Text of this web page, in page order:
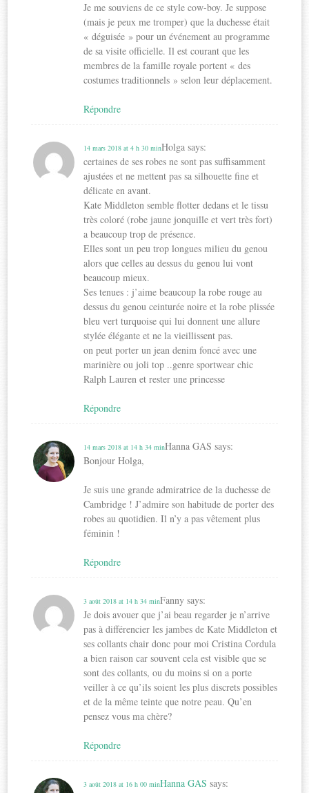
Je me souviens de ce style cow-boy. Je suppose
(mais je peux me tromper) que la duchesse était
« déguisée » pour un événement au programme
de sa visite officielle. Il est courant que les
membres de la famille royale portent « des
costumes traditionnels » selon leur déplacement.
Répondre
Holga says:
14 mars 2018 at 4 h 30 min
certaines de ses robes ne sont pas suffisamment
ajustées et ne mettent pas sa silhouette fine et
délicate en avant.
Kate Middleton semble flotter dedans et le tissu
très coloré (robe jaune jonquille et vert très fort)
a beaucoup trop de présence.
Elles sont un peu trop longues milieu du genou
alors que celles au dessus du genou lui vont
beaucoup mieux.
Ses tenues : j’aime beaucoup la robe rouge au
dessus du genou ceinturée noire et la robe plissée
bleu vert turquoise qui lui donnent une allure
stylée élégante et ne la vieillissent pas.
on peut porter un jean denim foncé avec une
marinière ou joli top ..genre sportwear chic
Ralph Lauren et rester une princesse
Répondre
Hanna GAS says:
14 mars 2018 at 14 h 34 min
Bonjour Holga,
Je suis une grande admiratrice de la duchesse de
Cambridge ! J’admire son habitude de porter des
robes au quotidien. Il n’y a pas vêtement plus
féminin !
Répondre
Fanny says:
3 août 2018 at 14 h 34 min
Je dois avouer que j’ai beau regarder je n’arrive
pas à différencier les jambes de Kate Middleton et
ses collants chair donc pour moi Cristina Cordula
a bien raison car souvent cela est visible que se
sont des collants, ou du moins si on a porte
veiller à ce qu’ils soient les plus discrets possibles
et de la même teinte que notre peau. Qu’en
pensez vous ma chère?
Répondre
Hanna GAS says:
3 août 2018 at 16 h 00 min